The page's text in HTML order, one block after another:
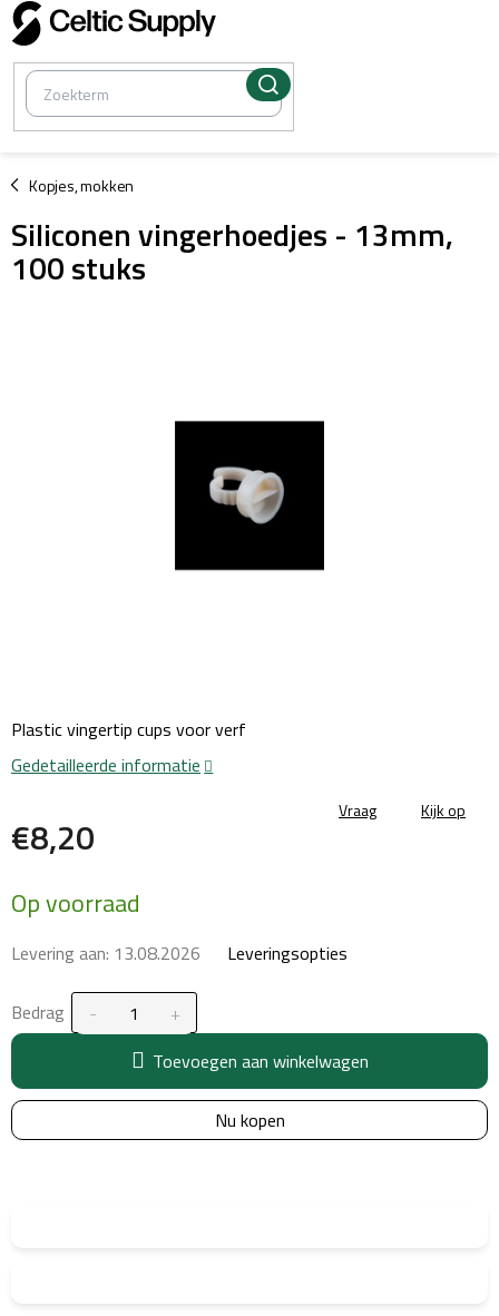
Overslaan
naar
inhoud
Kopjes, mokken
/
Siliconen vingerhoedjes - 13mm,
100 stuks
€8,20
prijs:
Op voorraad
Levering aan: 13.08.2026 Leveringsopties
Bedrag
Toevoegen aan winkelwagen
Nu kopen
Plastic vingertip cups voor verf
Gedetailleerde informatie
Vraag Kijk op